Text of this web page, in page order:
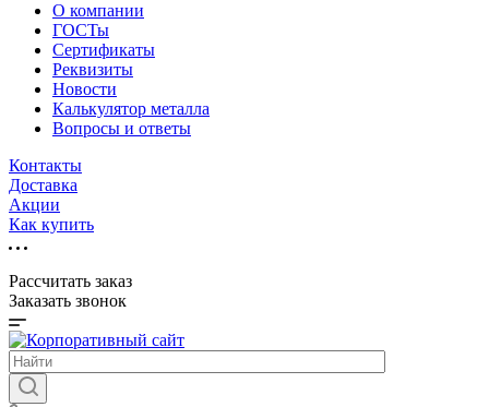
О компании
ГОСТы
Сертификаты
Реквизиты
Новости
Калькулятор металла
Вопросы и ответы
Контакты
Доставка
Акции
Как купить
Рассчитать заказ
Заказать звонок